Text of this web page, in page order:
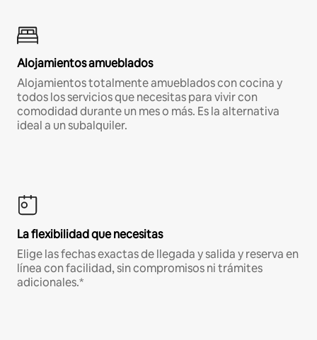
Alojamientos amueblados
Alojamientos totalmente amueblados con cocina y
todos los servicios que necesitas para vivir con
comodidad durante un mes o más. Es la alternativa
ideal a un subalquiler.
La flexibilidad que necesitas
Elige las fechas exactas de llegada y salida y reserva en
línea con facilidad, sin compromisos ni trámites
adicionales.*